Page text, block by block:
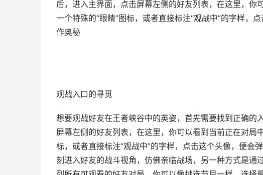
后，进入主界面，点击屏幕左侧的好友列表，在这里，
一个特殊的“眼睛”图标，或者直接标注“观战中”的字样，
作奥秘
观战入口的寻觅
想要观战好友在王者峡谷中的英姿，首先需要找到正确
屏幕左侧的好友列表，在这里，你可以看到当前正在对局
标，或者直接标注“观战中”的字样，点击这个头像，便会
刻进入好友的战斗视角，仿佛亲临战场，另一种方式是通